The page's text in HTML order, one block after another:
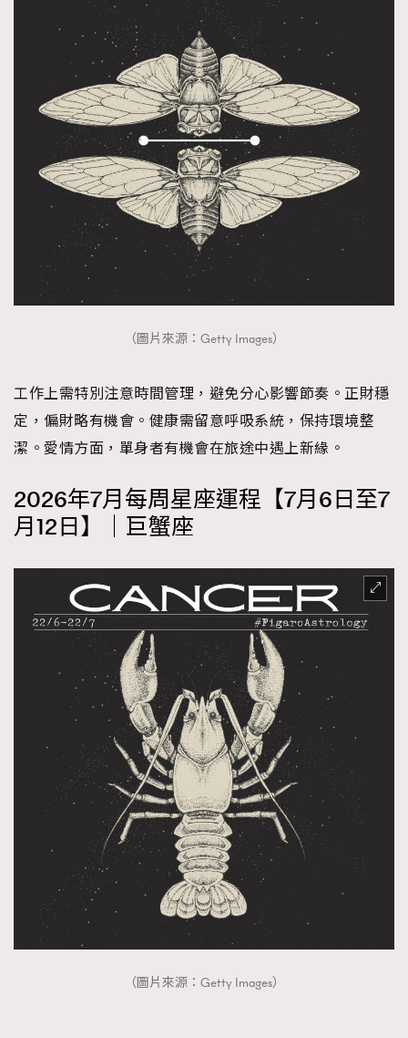
（圖片來源：Getty Images）
工作上需特別注意時間管理，避免分心影響節奏。正財穩
定，偏財略有機會。健康需留意呼吸系統，保持環境整
潔。愛情方面，單身者有機會在旅途中遇上新緣。
2026年7月每周星座運程【7月6日至7
月12日】｜巨蟹座
（圖片來源：Getty Images）